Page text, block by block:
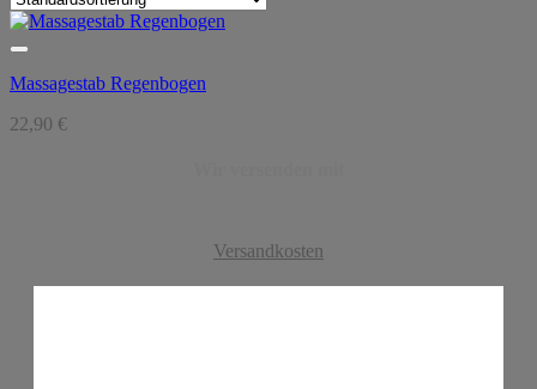
Massagestab Regenbogen
22,90 €
Versandkosten